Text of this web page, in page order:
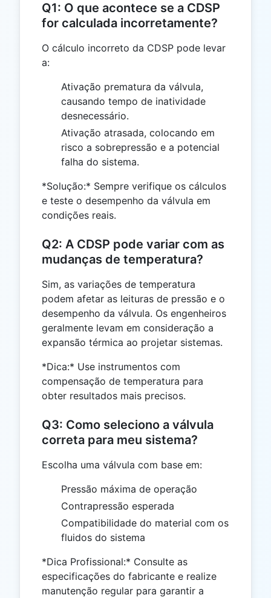
Q1: O que acontece se a CDSP
for calculada incorretamente?
O cálculo incorreto da CDSP pode levar
a:
Ativação prematura da válvula,
causando tempo de inatividade
desnecessário.
Ativação atrasada, colocando em
risco a sobrepressão e a potencial
falha do sistema.
*Solução:* Sempre verifique os cálculos
e teste o desempenho da válvula em
condições reais.
Q2: A CDSP pode variar com as
mudanças de temperatura?
Sim, as variações de temperatura
podem afetar as leituras de pressão e o
desempenho da válvula. Os engenheiros
geralmente levam em consideração a
expansão térmica ao projetar sistemas.
*Dica:* Use instrumentos com
compensação de temperatura para
obter resultados mais precisos.
Q3: Como seleciono a válvula
correta para meu sistema?
Escolha uma válvula com base em:
Pressão máxima de operação
Contrapressão esperada
Compatibilidade do material com os
fluidos do sistema
*Dica Profissional:* Consulte as
especificações do fabricante e realize
manutenção regular para garantir a